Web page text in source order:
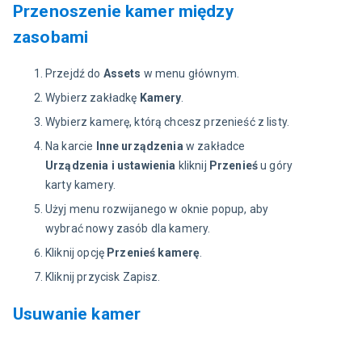
Przenoszenie kamer między
zasobami
Przejdź do Assets w menu głównym.
Wybierz zakładkę Kamery.
Wybierz kamerę, którą chcesz przenieść z listy.
Na karcie
Inne urządzeniaw zakładce
Urządzenia i ustawienia kliknij Przenieśu góry
karty kamery.
Użyj menu rozwijanego w oknie popup, aby
wybrać nowy zasób dla kamery.
Kliknij opcję Przenieś kamerę.
Kliknij przycisk Zapisz.
Usuwanie kamer